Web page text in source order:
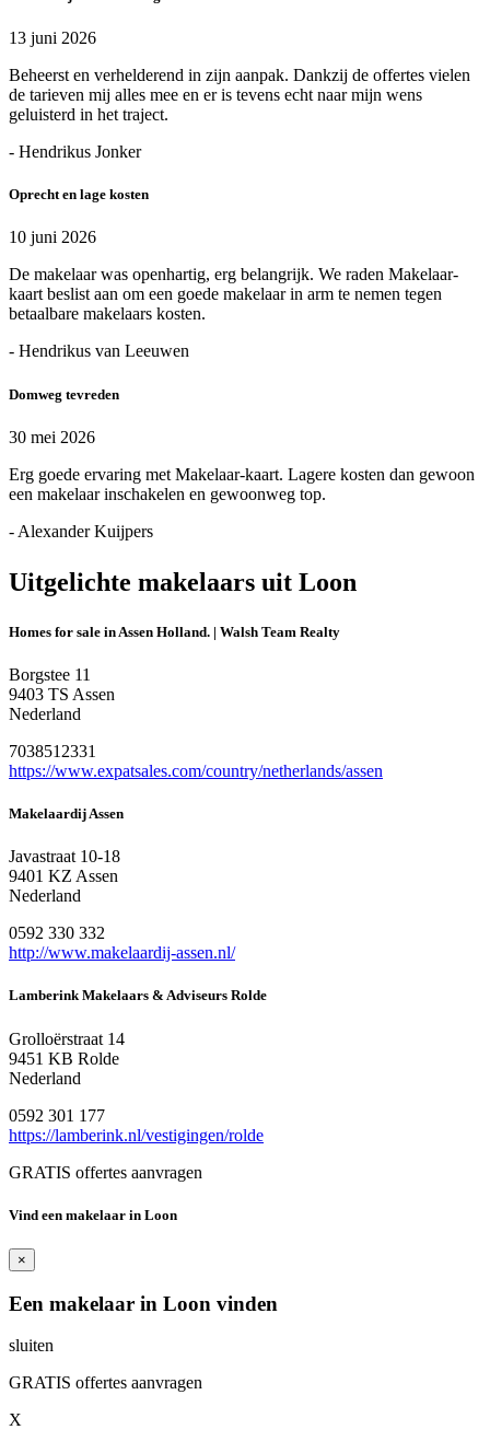
13 juni 2026
Beheerst en verhelderend in zijn aanpak. Dankzij de offertes vielen
de tarieven mij alles mee en er is tevens echt naar mijn wens
geluisterd in het traject.
- Hendrikus Jonker
Oprecht en lage kosten
10 juni 2026
De makelaar was openhartig, erg belangrijk. We raden Makelaar-
kaart beslist aan om een goede makelaar in arm te nemen tegen
betaalbare makelaars kosten.
- Hendrikus van Leeuwen
Domweg tevreden
30 mei 2026
Erg goede ervaring met Makelaar-kaart. Lagere kosten dan gewoon
een makelaar inschakelen en gewoonweg top.
- Alexander Kuijpers
Uitgelichte makelaars uit Loon
Homes for sale in Assen Holland. | Walsh Team Realty
Borgstee 11
9403 TS Assen
Nederland
7038512331
https://www.expatsales.com/country/netherlands/assen
Makelaardij Assen
Javastraat 10-18
9401 KZ Assen
Nederland
0592 330 332
http://www.makelaardij-assen.nl/
Lamberink Makelaars & Adviseurs Rolde
Grolloërstraat 14
9451 KB Rolde
Nederland
0592 301 177
https://lamberink.nl/vestigingen/rolde
GRATIS offertes aanvragen
Vind een makelaar in Loon
×
Een makelaar in Loon vinden
sluiten
GRATIS offertes aanvragen
X